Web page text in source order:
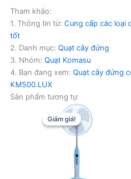
Tham khảo:
1. Thông tin từ: Cung cấp các loại
tốt
2. Danh mục: Quạt cây đứng
3. Nhóm: Quạt Komasu
4. Bạn đang xem: Quạt cây đứng
KM500.LUX
Sản phẩm tương tự
Giảm giá!
Giảm giá!